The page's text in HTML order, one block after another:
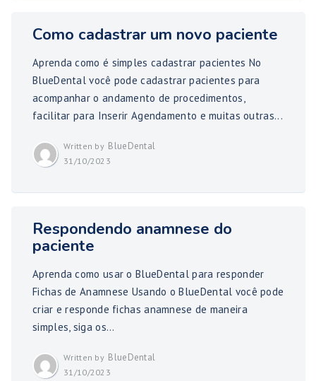
Como cadastrar um novo paciente
Aprenda como é simples cadastrar pacientes No
BlueDental você pode cadastrar pacientes para
acompanhar o andamento de procedimentos,
facilitar para Inserir Agendamento e muitas outras...
Written by BlueDental
31/10/2023
Respondendo anamnese do
paciente
Aprenda como usar o BlueDental para responder
Fichas de Anamnese Usando o BlueDental você pode
criar e responde fichas anamnese de maneira
simples, siga os...
Written by BlueDental
31/10/2023